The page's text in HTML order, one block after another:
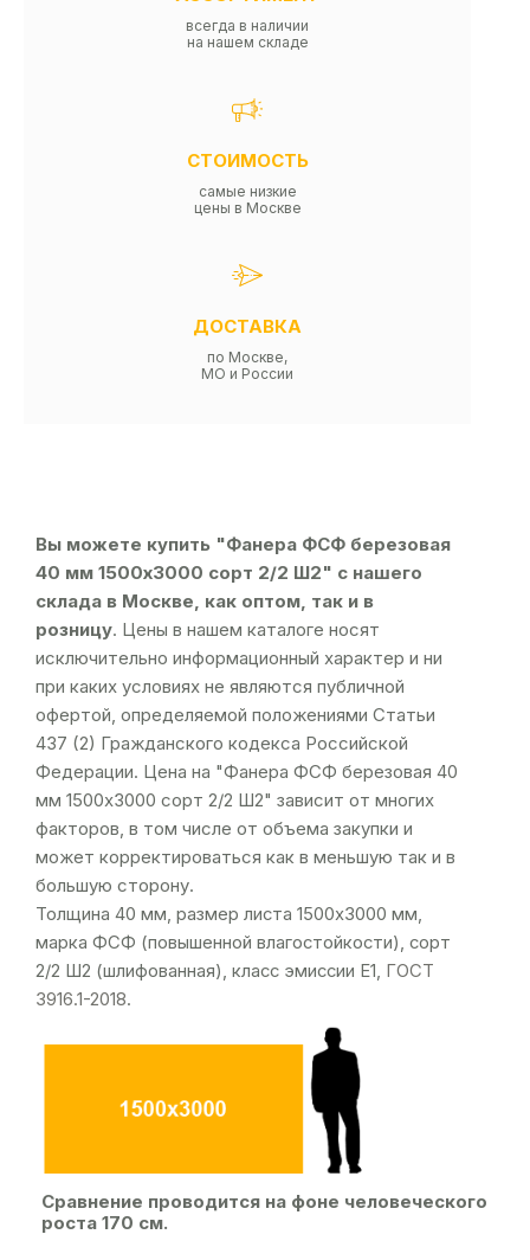
всегда в наличии
на нашем складе
СТОИМОСТЬ
самые низкие
цены в Москве
ДОСТАВКА
по Москве,
МО и России
Вы можете купить "Фанера ФСФ березовая
40 мм 1500х3000 сорт 2/2 Ш2" с нашего
склада в Москве, как оптом, так и в
розницу. Цены в нашем каталоге носят
исключительно информационный характер и ни
при каких условиях не являются публичной
офертой, определяемой положениями Статьи
437 (2) Гражданского кодекса Российской
Федерации. Цена на "Фанера ФСФ березовая 40
мм 1500х3000 сорт 2/2 Ш2" зависит от многих
факторов, в том числе от объема закупки и
может корректироваться как в меньшую так и в
большую сторону.
Толщина 40 мм, размер листа 1500х3000 мм,
марка ФСФ (повышенной влагостойкости), сорт
2/2 Ш2 (шлифованная), класс эмиссии Е1, ГОСТ
3916.1-2018.
Сравнение проводится на фоне человеческого
роста 170 см.